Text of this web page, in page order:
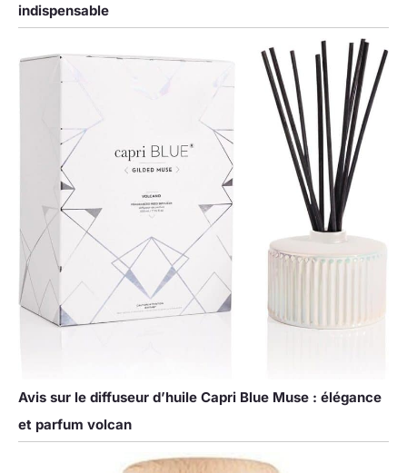
indispensable
Avis sur le diffuseur d’huile Capri Blue Muse : élégance
et parfum volcan